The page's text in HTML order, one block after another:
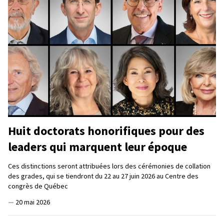
Huit doctorats honorifiques pour des
leaders qui marquent leur époque
Ces distinctions seront attribuées lors des cérémonies de collation
des grades, qui se tiendront du 22 au 27 juin 2026 au Centre des
congrès de Québec
— 20 mai 2026